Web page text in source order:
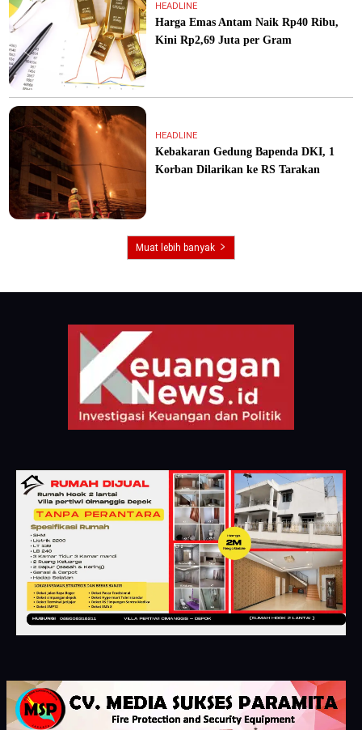
HEADLINE
Harga Emas Antam Naik Rp40 Ribu,
Kini Rp2,69 Juta per Gram
HEADLINE
Kebakaran Gedung Bapenda DKI, 1
Korban Dilarikan ke RS Tarakan
Muat lebih banyak